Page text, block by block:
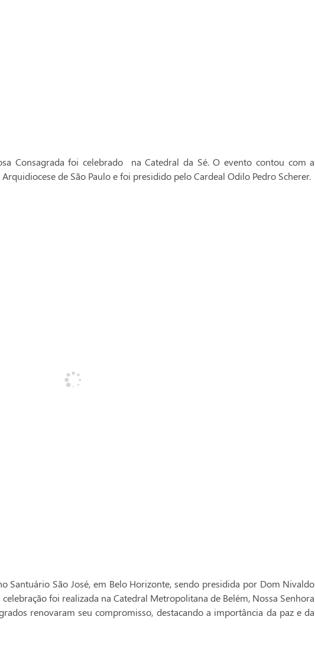
Consagrada foi celebrado na Catedral da Sé. O evento contou com a
de São Paulo e foi presidido pelo Cardeal Odilo Pedro Scherer.
Santuário São José, em Belo Horizonte, sendo presidida por Dom Nivaldo
foi realizada na Catedral Metropolitana de Belém, Nossa Senhora
renovaram seu compromisso, destacando a importância da paz e da